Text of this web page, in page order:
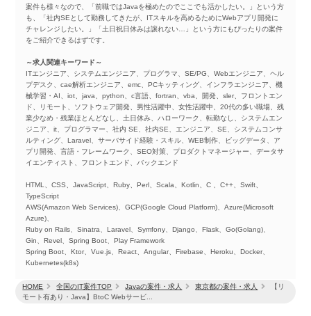
HOME 全国のIT案件TOP Javaの案件・求人 東京都の案件・求人
【リ
モート有あり・Java】BtoC Webサービ...
案件も様々なので、「前職ではJavaを極めたのでここでも活かしたい。」という方
も、「社内SEとして勤務してきたが、ITスキルを高めるためにWebアプリ開発に
チャレンジしたい。」「土日祝日休みは譲れない…」という方にもぴったりの案件
をご紹介できるはずです。
～求人関連キーワード～
ITエンジニア、システムエンジニア、プログラマ、SE/PG、Webエンジニア、ヘル
プデスク、cae解析エンジニア、emc、PCキッティング、インフラエンジニア、機
械学習・AI、iot、java、python、c言語、fortran、vba、開発、sler、フロントエン
ド、リモート、ソフトウェア開発、男性活躍中、女性活躍中、20代の多い職場、残
業少なめ・残業ほとんどなし、土日休み、ハローワーク、転勤なし、システムエン
ジニア、it、プログラマー、社内 SE、社内SE、エンジニア、SE、システムコンサ
ルティング、Laravel、サーバサイド経験・スキル、WEB制作、ビッグデータ、ア
プリ開発、言語・フレームワーク、SEO対策、プロダクトマネージャー、データサ
イエンティスト、フロントエンド、バックエンド
HTML、CSS、JavaScript、Ruby、Perl、Scala、Kotlin、C 、C++、Swift、
TypeScript
AWS(Amazon Web Services)、GCP(Google Cloud Platform)、Azure(Microsoft
Azure)、
Ruby on Rails、Sinatra、Laravel、Symfony、Django、Flask、Go(Golang)、
Gin、Revel、Spring Boot、Play Framework
Spring Boot、Ktor、Vue.js、React、Angular、Firebase、Heroku、Docker、
Kubernetes(k8s)